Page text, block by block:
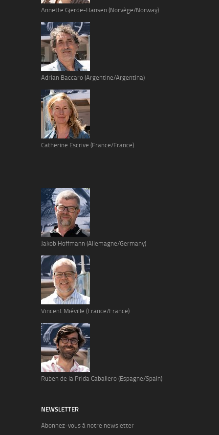
Annette Gjerde-Hansen (Norvège/Norway)
Adrian Baccaro (Argentine/Argentina)
Catherine Escrive (France/France)
Jakob Hoffmann (Allemagne/Germany)
Vincent Miéville (France/France)
Ruben de la Prida Caballero (Espagne/Spain)
NEWSLETTER
Abonnez-vous à notre newsletter